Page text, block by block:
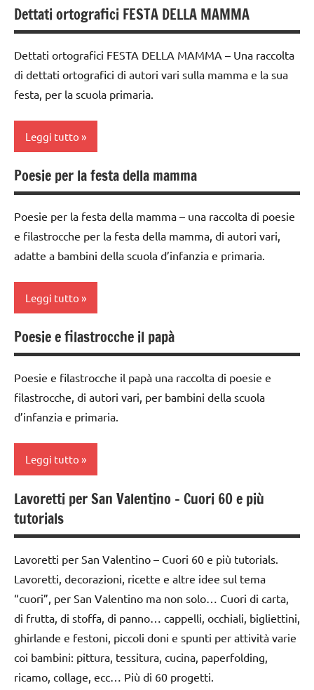
LAVORETTI
manuale
Waldorf
STAGIONI
TUTTI GLI
PER ETA'
ARTICOLI
Primavera
recite
TUTTI GLI
ARGOMENTI
PER ETA'
TUTTI GLI
ARTICOLI
classe
3a
Festa
della
mamma
FESTE
DELL'ANNO
Primavera
recite
STAGIONI
PER ETA'
TUTTI GLI
Dettati ortografici FESTA DELLA MAMMA
Dettati ortografici FESTA DELLA MAMMA – Una raccolta
di dettati ortografici di autori vari sulla mamma e la sua
festa, per la scuola primaria.
Leggi tutto
classe
1a
classe
2a
3a
classe
classe
dettati /
feste e
dettati
ortografici
Festa
della
mamma
FESTE
DELL'ANNO
LINGUAGGIO
STAGIONI
TUTTI GLI
Poesie per la festa della mamma
Poesie per la festa della mamma – una raccolta di poesie
e filastrocche per la festa della mamma, di autori vari,
adatte a bambini della scuola d’infanzia e primaria.
Leggi tutto
classi
1a-5a
dai
3 ai
6
Festa
della
mamma
FESTE
DELL'ANNO
LINGUAGGIO
feste e
ricorrenze
poesie e
Poesie e filastrocche il papà
Poesie e filastrocche il papà una raccolta di poesie e
filastrocche, di autori vari, per bambini della scuola
d’infanzia e primaria.
Leggi tutto
classi
1a-5a
3 ai
6
anni
festa
del
papà
FESTE
Lavoretti per San Valentino – Cuori 60 e più
tutorials
Lavoretti per San Valentino – Cuori 60 e più tutorials.
Lavoretti, decorazioni, ricette e altre idee sul tema
“cuori”, per San Valentino ma non solo… Cuori di carta,
di frutta, di stoffa, di panno… cappelli, occhiali, bigliettini,
ghirlande e festoni, piccoli doni e spunti per attività varie
coi bambini: pittura, tessitura, cucina, paperfolding,
ricamo, collage, ecc… Più di 60 progetti.